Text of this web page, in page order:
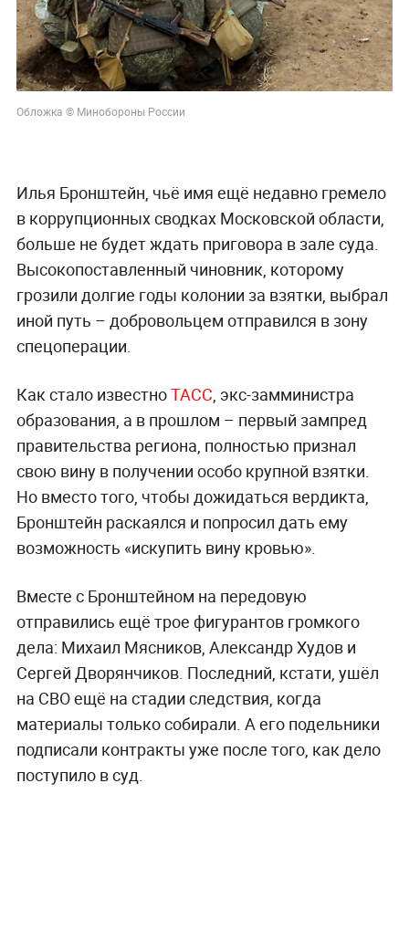
Обложка © Минобороны России
Илья Бронштейн, чьё имя ещё недавно гремело
в коррупционных сводках Московской области,
больше не будет ждать приговора в зале суда.
Высокопоставленный чиновник, которому
грозили долгие годы колонии за взятки, выбрал
иной путь – добровольцем отправился в зону
спецоперации.
Как стало известноТАСС, экс-замминистра
образования, а в прошлом – первый зампред
правительства региона, полностью признал
свою вину в получении особо крупной взятки.
Но вместо того, чтобы дожидаться вердикта,
Бронштейн раскаялся и попросил дать ему
возможность «искупить вину кровью».
Вместе с Бронштейном на передовую
отправились ещё трое фигурантов громкого
дела: Михаил Мясников, Александр Худов и
Сергей Дворянчиков. Последний, кстати, ушёл
на СВО ещё на стадии следствия, когда
материалы только собирали. А его подельники
подписали контракты уже после того, как дело
поступило в суд.